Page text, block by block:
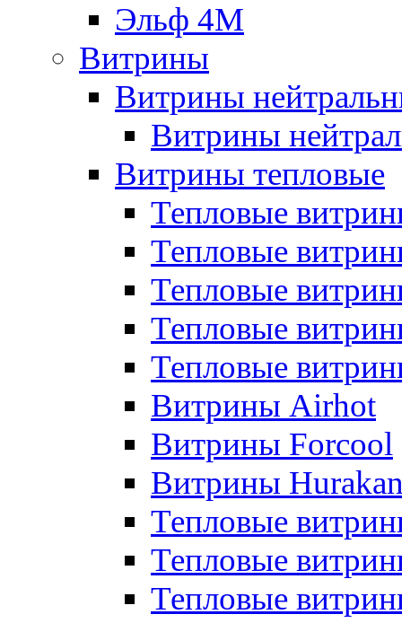
Эльф 4М
Витрины
Витрины
Витрины
Витрины тепловые
Тепловые
Тепловые
Тепловые
Тепловые
Тепловые
Витрины Airhot
Витрины Forcool
Витрины
Тепловые
Тепловые
Тепловые